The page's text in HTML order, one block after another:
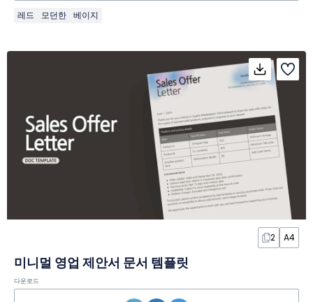
레드 모던한 베이지
2 A4
미니멀 영업 제안서 문서 템플릿
다운로드